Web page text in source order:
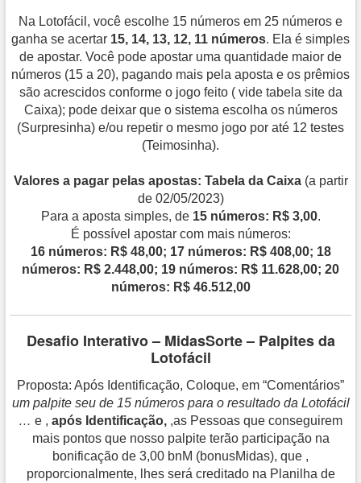
Na Lotofácil, você escolhe 15 números em 25 números e
ganha se acertar 15, 14, 13, 12, 11 números. Ela é simples
de apostar. Você pode apostar uma quantidade maior de
números (15 a 20), pagando mais pela aposta e os prêmios
são acrescidos conforme o jogo feito ( vide tabela site da
Caixa); pode deixar que o sistema escolha os números
(Surpresinha) e/ou repetir o mesmo jogo por até 12 testes
(Teimosinha).
Valores a pagar pelas apostas: Tabela da Caixa(a partir
de 02/05/2023)
Para a aposta simples, de 15 números: R$ 3,00.
É possível apostar com mais números:
16 números: R$ 48,00; 17 números: R$ 408,00; 18
números: R$ 2.448,00; 19 números: R$ 11.628,00; 20
números: R$ 46.512,00
Desafio Interativo – MidasSorte – Palpites da
Lotofácil
Proposta: Após Identificação, Coloque, em “Comentários”
um palpite seu de 15 números para o resultado da Lotofácil
… e , após Identificação, ,as Pessoas que conseguirem
mais pontos que nosso palpite terão participação na
bonificação de 3,00 bnM (bonusMidas), que ,
proporcionalmente, lhes será creditado na Planilha de